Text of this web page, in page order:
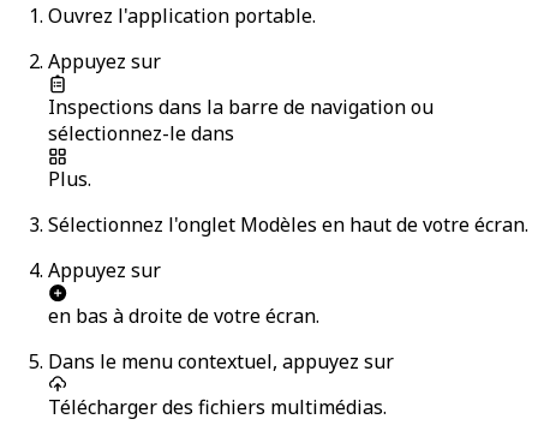
Ouvrez l'application portable.
Appuyez sur
Inspections dans la barre de navigation ou
sélectionnez-le dans
Plus.
Sélectionnez l'onglet Modèles en haut de votre écran.
Appuyez sur
en bas à droite de votre écran.
Dans le menu contextuel, appuyez sur
Télécharger des fichiers multimédias.